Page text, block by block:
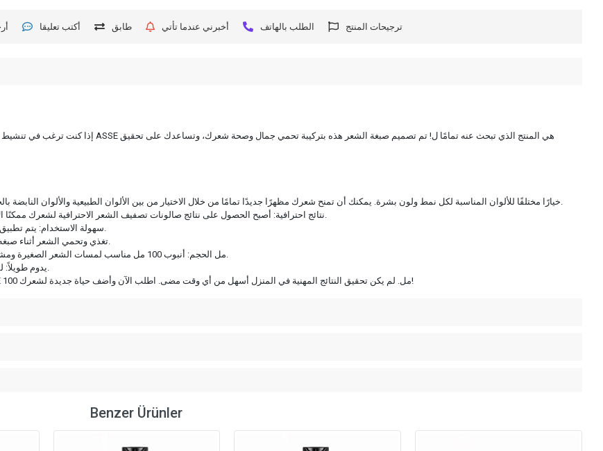
أكتب تعليقا طابق أخبرني عندما تأتي الطلب بالهاتف ترجيحات المنتج
68 خيارات ألوان مختلفة: توفر صبغة الشعر ASSE Tube 68 خيارًا مختلفًا للألوان المناسبة لكل نمط ولون بشرة. يمكنك أن تمنح شعرك مظهرًا جديدًا تمامًا من خلال الاختيار من بين الألوان الطبيعية والألوان النابضة بالحياة والمؤثرات الخاصة.
نتائج احترافية: أصبح الحصول على نتائج صالونات تصفيف الشعر الاحترافية لشعرك ممكنًا الآن وأنت مرتاح في منزلك. توفر تركيبته ألوانًا نابضة بالحياة ودائمة مع حماية الشعر.
سهولة الاستخدام: يتم تطبيق القوام الكريمي للصبغة الأنبوبية بسهولة على شعرك. توزيع اللون متجانس وسلس.
العناية بالشعر: صبغة الشعر أنبوبة ASSE تغذي وتحمي الشعر أثناء صبغه. سيبدو شعرك أكثر إشراقًا وصحة وحيوية.
100 مل الحجم: أنبوب 100 مل مناسب لمسات الشعر الصغيرة ومشاريع تلوين الشعر بالكامل. يمكنك استخدام كمية المنتج التي تناسب احتياجاتك.
يدوم طويلاً: لون الطلاء الخاص بك يدوم طويلاً، لذلك ليس هناك حاجة لإعادة الطلاء بشكل متكرر.
امنحي شعرك اللون الذي تريدينه. وعبر عن أسلوبك مع صبغة الشعر الأنبوبية ASSE 100 مل. لم يكن تحقيق النتائج المهنية في المنزل أسهل من أي وقت مضى. اطلب الآن وأضف حياة جديدة لشعرك!
Benzer Ürünler